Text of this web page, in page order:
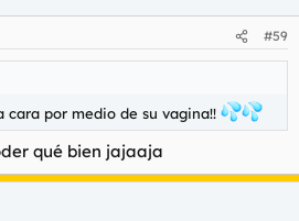
#59
cara por medio de su vagina!!
qué bien jajaaja